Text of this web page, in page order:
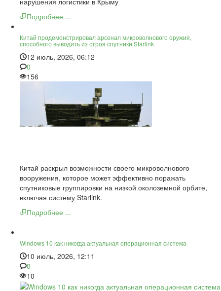
Подробнее ...
Китай продемонстрировал арсенал микроволнового оружия,
способного выводить из строя спутники Starlink
12 июль, 2026, 06:12
0
156
Китай раскрыл возможности своего микроволнового
вооружения, которое может эффективно поражать
спутниковые группировки на низкой околоземной орбите,
включая систему Starlink.
Подробнее ...
Windows 10 как никогда актуальная операционная система
10 июль, 2026, 12:11
0
10